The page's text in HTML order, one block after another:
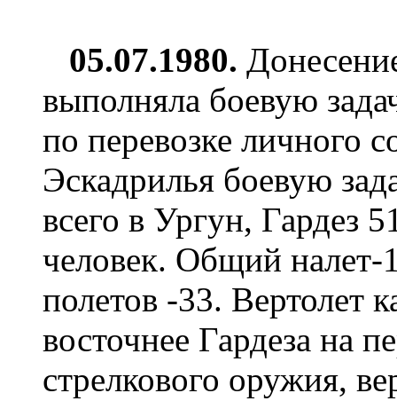
05.07.1980.
выполняла боевую
по перевозке личного
Эскадрилья боевую
всего в Ургун, Гардез
человек. Общий налет-
полетов -33. Вертолет
восточнее Гардеза на
стрелкового оружия,